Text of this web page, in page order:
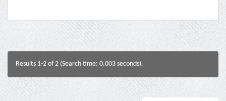
Results 1-2 of 2 (Search time: 0.003 seconds).